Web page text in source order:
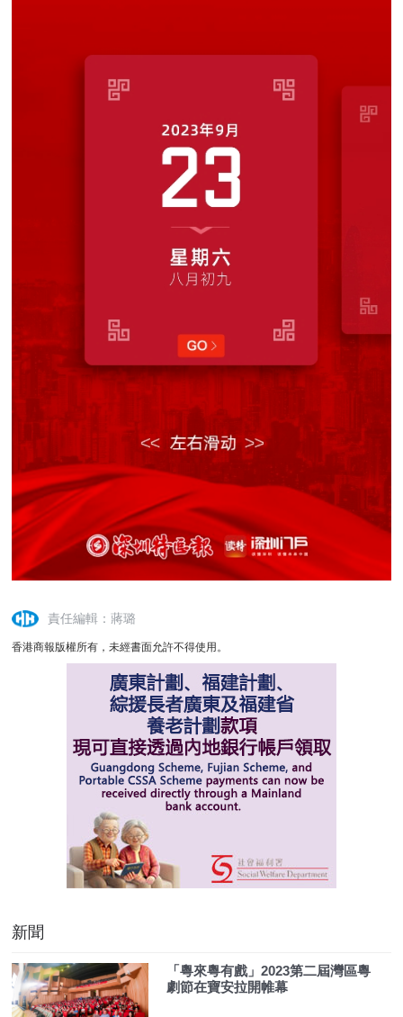
責任編輯：蔣璐
香港商報版權所有，未經書面允許不得使用。
新聞
「粵來粵有戲」2023第二屆灣區粵
劇節在寶安拉開帷幕